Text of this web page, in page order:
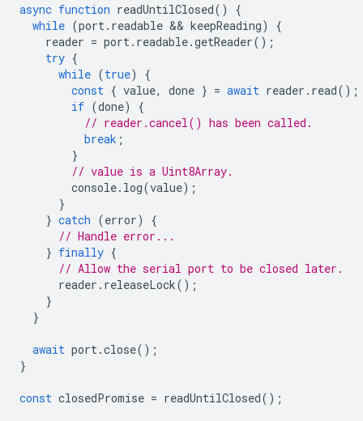
async function readUntilClosed()
{
while (port. readable && keepReading)
{
reader = port. readable.getReader();
try {
while (true)
{
const { value, done } = await reader . read();
if (done)
{
// reader.cancel() has been called.
break ;
}
// value is a Uint8Array.
console. log(value);
}
} catch (error)
{
// Handle error...
} finally {
// Allow the serial port to be closed later.
reader . releaseLock();
}
}
await port.close();
}
const closedPromise = readUntilClosed();